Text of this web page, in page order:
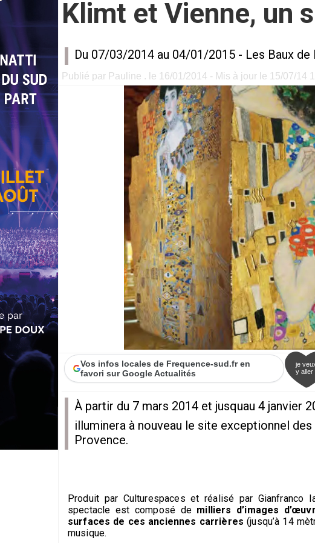
Klimt et Vienne, un
Du 07/03/2014 au 04/01/2015 - Les Baux
Publié par Pauline . le 16/01/2014 - Mis à jour le 15/07/14
Vos infos locales de Frequence-sud.fr en
favori sur Google Actualités
je
y aller
À partir du 7 mars 2014 et jusquau 4 janvier
illuminera à nouveau le site exceptionnel
Provence.
Produit par Culturespaces et réalisé par Gianfranco
spectacle est composé demilliers d’images
surfaces de ces anciennes carrières (jusqu’à 14
musique.